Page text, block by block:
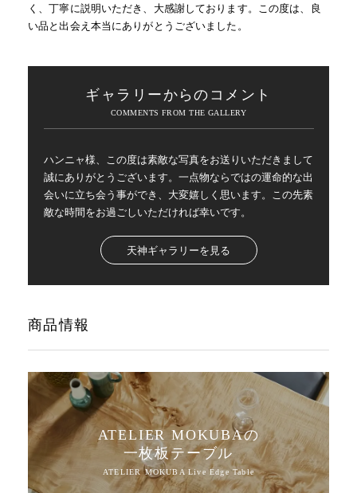
く、丁寧に説明いただき、大感謝しております。この度は、良
い品と出会え本当にありがとうございました。
ギャラリーからのコメント
ハンニャ様、この度は素敵な写真をお送りいただきまして
誠にありがとうございます。一点物ならではの運命的な出
会いに立ち会う事ができ、大変嬉しく思います。この先素
敵な時間をお過ごしいただければ幸いです。
天神ギャラリーを見る
商品情報
ATELIER MOKUBAの
一枚板テーブル